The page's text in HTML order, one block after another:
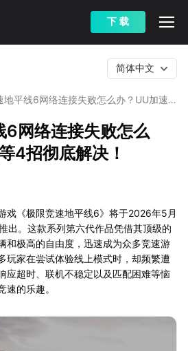
下 载
地平线6网络连接失败怎么办？UU加速
简体中文
6网络连接失败怎么
4招彻底解决！
戏《极限竞速地平线6》将于2026年5月
出。这款系列第六代作品凭借其顶级的
和极高的自由度，迅速成为众多竞速游
玩家在尝试体验线上模式时，却频繁遭
应超时、联机不稳定以及匹配困难等恼
速的乐趣。